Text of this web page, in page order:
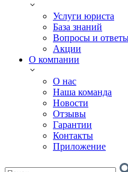
Услуги юриста
База знаний
Вопросы и
Акции
О компании
О нас
Наша команда
Новости
Отзывы
Гарантии
Контакты
Приложение